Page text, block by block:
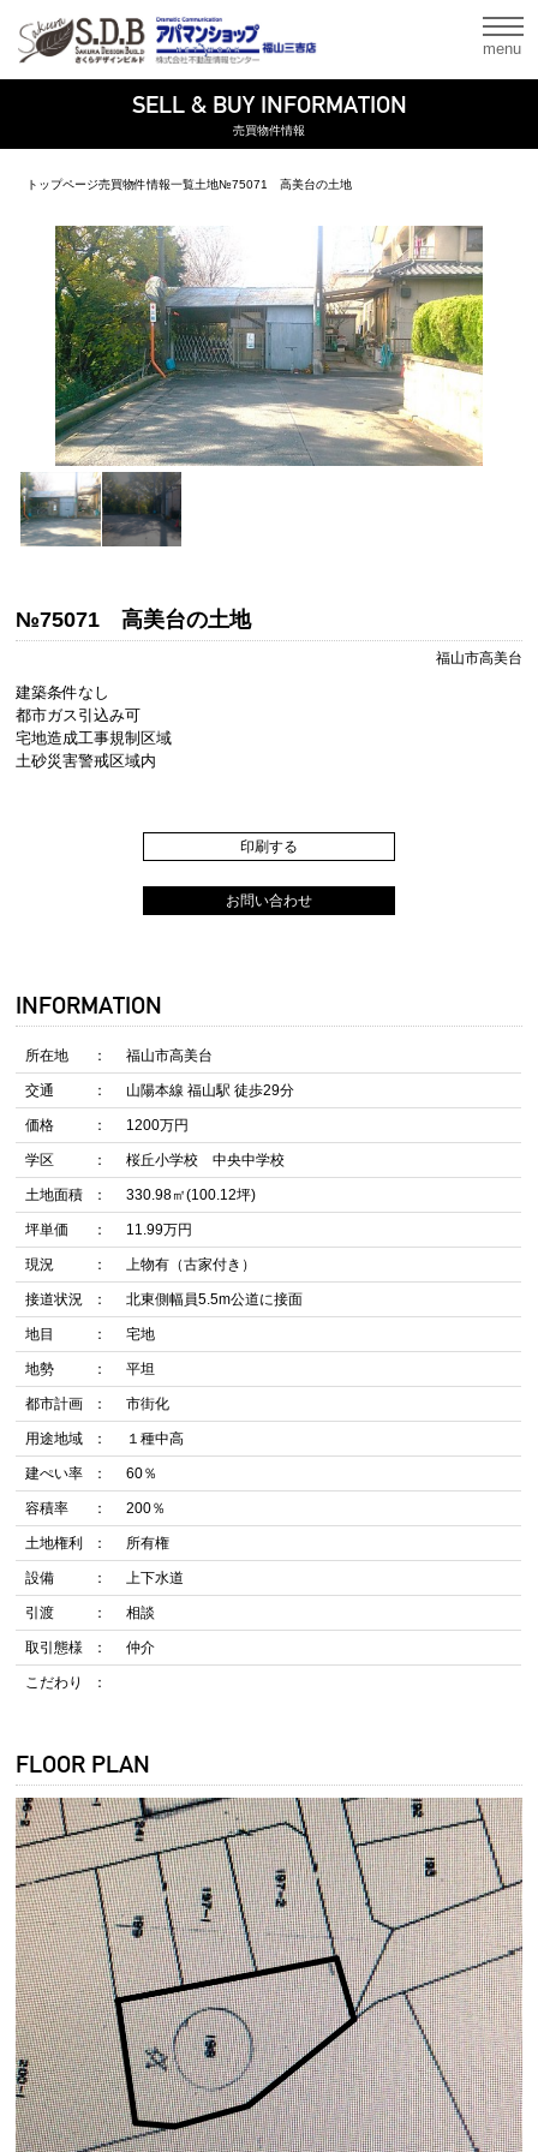
menu
SELL & BUY INFORMATION
売買物件情報
トップページ売買物件情報一覧土地№75071 高美台の土地
№75071 高美台の土地
福山市高美台
建築条件なし
都市ガス引込み可
宅地造成工事規制区域
土砂災害警戒区域内
印刷する
お問い合わせ
INFORMATION
所在地 福山市高美台
交通 山陽本線 福山駅 徒歩29分
価格 1200万円
学区 桜丘小学校 中央中学校
土地面積 330.98㎡(100.12坪)
坪単価 11.99万円
現況 上物有（古家付き）
接道状況 北東側幅員5.5m公道に接面
地目 宅地
地勢 平坦
都市計画 市街化
用途地域 １種中高
建ぺい率 60％
容積率 200％
土地権利 所有権
設備 上下水道
引渡 相談
取引態様 仲介
こだわり
FLOOR PLAN